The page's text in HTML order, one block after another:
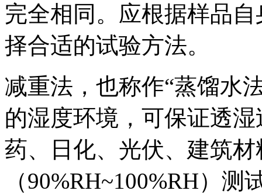
完全相同。应根据样品
择合适的试验方法。
减重法，也称作“蒸馏水
的湿度环境，可保证透
药、日化、光伏、建筑
（90%RH~100%RH）